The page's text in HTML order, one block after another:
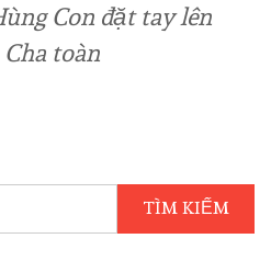
Con đặt tay lên
toàn